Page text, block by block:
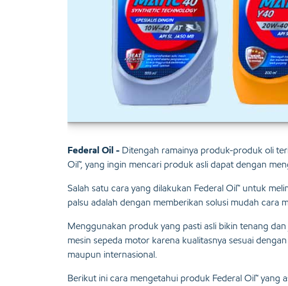
Federal Oil - Ditengah ramainya produk-produk oli
Oil™, yang ingin mencari produk asli dapat dengan
Salah satu cara yang dilakukan Federal Oil™ untuk
palsu adalah dengan memberikan solusi mudah cara
Menggunakan produk yang pasti asli bikin tenang
mesin sepeda motor karena kualitasnya sesuai
maupun internasional.
Berikut ini cara mengetahui produk Federal Oil™ yang